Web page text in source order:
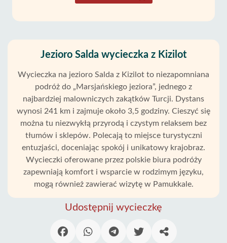
Jezioro Salda wycieczka z Kizilot
Wycieczka na jezioro Salda z Kizilot to niezapomniana
podróż do „Marsjańskiego jeziora”, jednego z
najbardziej malowniczych zakątków Turcji. Dystans
wynosi 241 km i zajmuje około 3,5 godziny. Cieszyć się
można tu niezwykłą przyrodą i czystym relaksem bez
tłumów i sklepów. Polecają to miejsce turystyczni
entuzjaści, doceniając spokój i unikatowy krajobraz.
Wycieczki oferowane przez polskie biura podróży
zapewniają komfort i wsparcie w rodzimym języku,
mogą również zawierać wizytę w Pamukkale.
Udostępnij wycieczkę